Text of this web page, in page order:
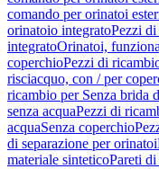
comando per orinatoi
orinatoio integratoPezzi
integratoOrinatoi,
coperchioPezzi di
risciacquo, con / per
ricambio per Senza brida
senza acquaPezzi di
acquaSenza coperchio
di separazione per orinatoi
materiale sinteticoPareti